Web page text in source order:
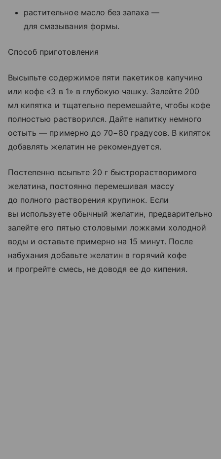
растительное масло без запаха —
для смазывания формы.
Способ приготовления
Высыпьте содержимое пяти пакетиков капучино
или кофе «3 в 1» в глубокую чашку. Залейте 200
мл кипятка и тщательно перемешайте, чтобы кофе
полностью растворился. Дайте напитку немного
остыть — примерно до 70−80 градусов. В кипяток
добавлять желатин не рекомендуется.
Постепенно всыпьте 20 г быстрорастворимого
желатина, постоянно перемешивая массу
до полного растворения крупинок. Если
вы используете обычный желатин, предварительно
залейте его пятью столовыми ложками холодной
воды и оставьте примерно на 15 минут. После
набухания добавьте желатин в горячий кофе
и прогрейте смесь, не доводя ее до кипения.